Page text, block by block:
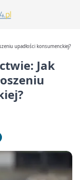
upadłości konsumenckiej?
Jak